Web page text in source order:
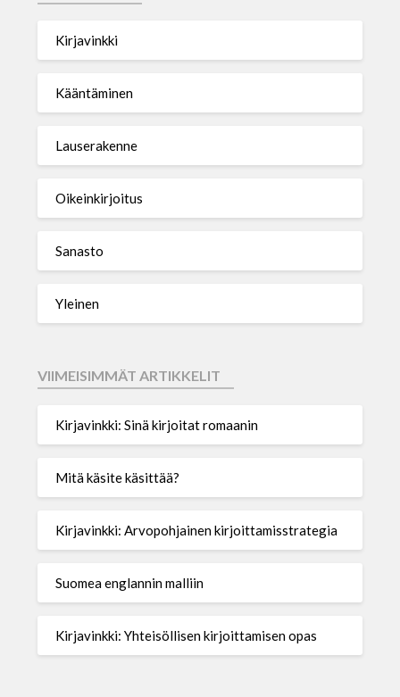
Kirjavinkki
Kääntäminen
Lauserakenne
Oikeinkirjoitus
Sanasto
Yleinen
VIIMEISIMMÄT ARTIKKELIT
Kirjavinkki: Sinä kirjoitat romaanin
Mitä käsite käsittää?
Kirjavinkki: Arvopohjainen kirjoittamisstrategia
Suomea englannin malliin
Kirjavinkki: Yhteisöllisen kirjoittamisen opas